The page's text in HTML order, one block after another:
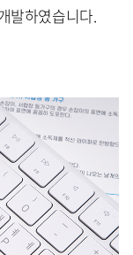
발하였습니다.